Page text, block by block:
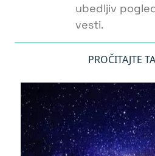
ubedljiv
vesti.
PROČITAJTE